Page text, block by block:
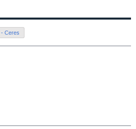
Ceres